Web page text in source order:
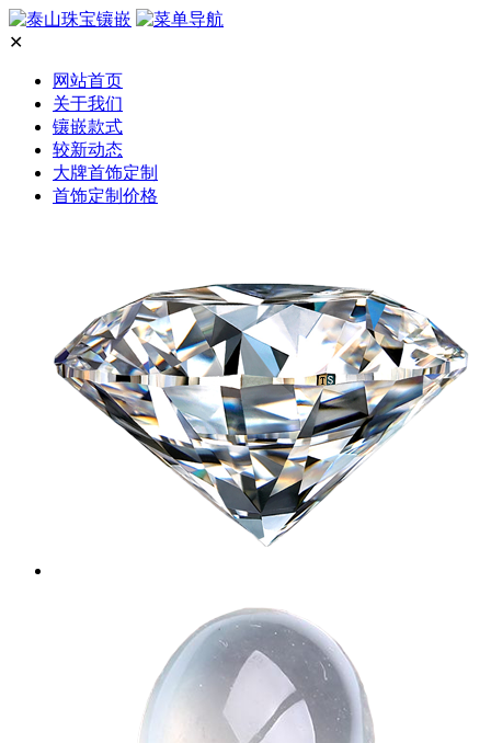
✕
网站首页
关于我们
镶嵌款式
较新动态
大牌首饰定制
首饰定制价格